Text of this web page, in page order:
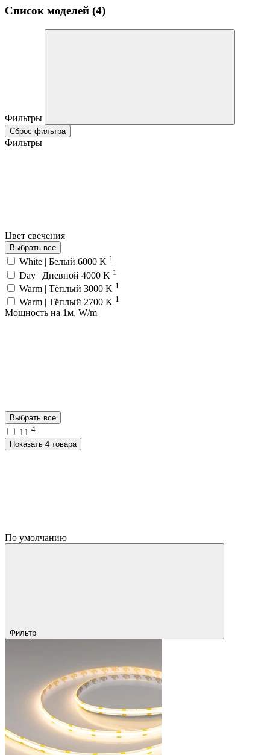
Список моделей (4)
Фильтры
Сброс фильтра
Фильтры
Цвет свечения
Выбрать все
White | Белый 6000 K 1
Day | Дневной 4000 K 1
Warm | Тёплый 3000 K 1
Warm | Тёплый 2700 K 1
Мощность на 1м, W/m
Выбрать все
11 4
Показать 4 товара
По умолчанию
Фильтр